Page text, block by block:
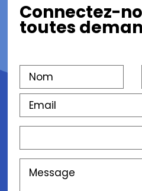
Connectez-
toutes